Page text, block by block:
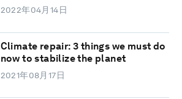
2022年04月14日
Climate repair: 3 things we must do
now to stabilize the planet
2021年08月17日